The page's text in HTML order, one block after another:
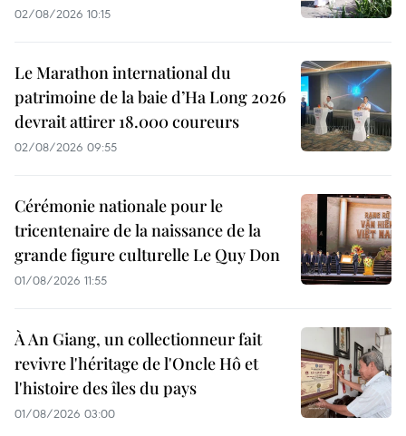
02/08/2026 10:15
Le Marathon international du
patrimoine de la baie d’Ha Long 2026
devrait attirer 18.000 coureurs
02/08/2026 09:55
Cérémonie nationale pour le
tricentenaire de la naissance de la
grande figure culturelle Le Quy Don
01/08/2026 11:55
À An Giang, un collectionneur fait
revivre l'héritage de l'Oncle Hô et
l'histoire des îles du pays
01/08/2026 03:00